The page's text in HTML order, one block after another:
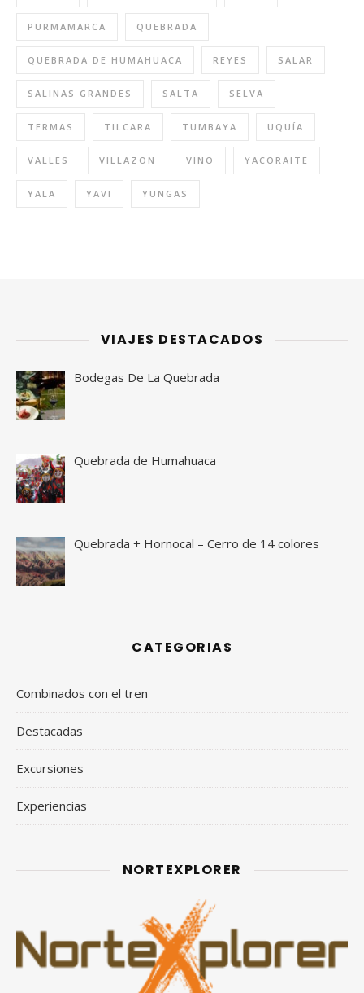
PURMAMARCA QUEBRADA
QUEBRADA DE HUMAHUACA REYES SALAR
SALINAS GRANDES SALTA SELVA
TERMAS TILCARA TUMBAYA UQUÍA
VALLES VILLAZON VINO YACORAITE
YALA YAVI YUNGAS
VIAJES DESTACADOS
Bodegas De La Quebrada
Quebrada de Humahuaca
Quebrada + Hornocal – Cerro de 14 colores
CATEGORIAS
Combinados con el tren
Destacadas
Excursiones
Experiencias
NORTEXPLORER